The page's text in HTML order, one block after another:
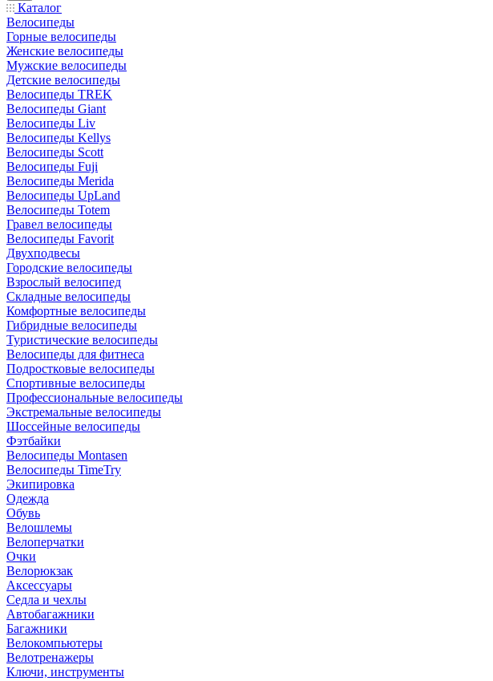
Каталог
Велосипеды
Горные велосипеды
Женские велосипеды
Мужские велосипеды
Детские велосипеды
Велосипеды TREK
Велосипеды Giant
Велосипеды Liv
Велосипеды Kellys
Велосипеды Scott
Велосипеды Fuji
Велосипеды Merida
Велосипеды UpLand
Велосипеды Totem
Гравел велосипеды
Велосипеды Favorit
Двухподвесы
Городские велосипеды
Взрослый велосипед
Складные велосипеды
Комфортные велосипеды
Гибридные велосипеды
Туристические велосипеды
Велосипеды для фитнеса
Подростковые велосипеды
Спортивные велосипеды
Профессиональные велосипеды
Экстремальные велосипеды
Шоссейные велосипеды
Фэтбайки
Велосипеды Montasen
Велосипеды TimeTry
Экипировка
Одежда
Обувь
Велошлемы
Велоперчатки
Очки
Велорюкзак
Аксессуары
Седла и чехлы
Автобагажники
Багажники
Велокомпьютеры
Велотренажеры
Ключи, инструменты